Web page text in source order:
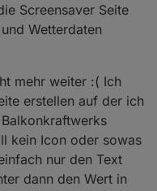
Screensaver Seite
Wetterdaten
mehr weiter :( Ich
erstellen auf der ich
kein Icon oder sowas
nur den Text
dann den Wert in